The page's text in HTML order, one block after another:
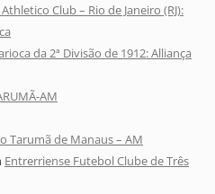
Club – Rio de Janeiro (RJ):
da 2ª Divisão de 1912: Alliança
AM
Tarumã de Manaus – AM
Entrerriense Futebol Clube de Três